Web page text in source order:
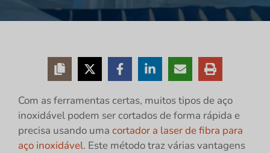
Com as ferramentas certas, muitos tipos de aço
inoxidável podem ser cortados de forma rápida e
precisa usando uma cortador a laser de fibra para
aço inoxidável. Este método traz várias vantagens